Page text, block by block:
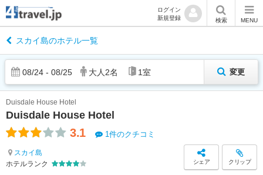
ログイン
新規登録
検索 MENU
スカイ島のホテル一覧
08/24 - 08/25 大人 2名 1室 変更
Duisdale House Hotel
Duisdale House Hotel
3.1 1件のクチコミ
スカイ島
ホテルランク
シェア クリップ